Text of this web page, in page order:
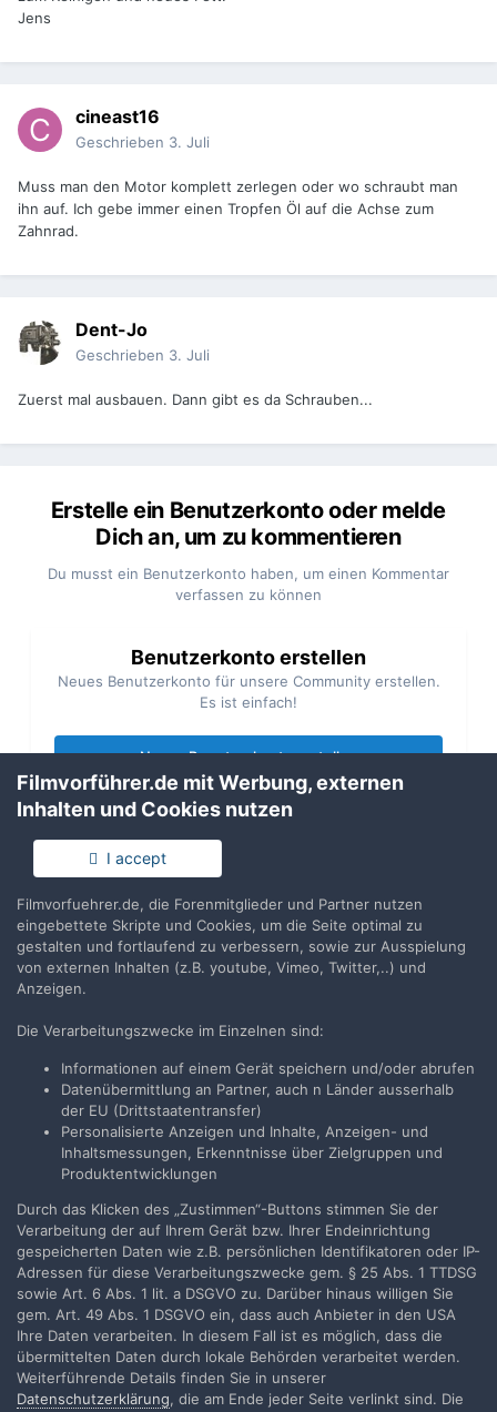
Jens
cineast16
Geschrieben 3. Juli
Muss man den Motor komplett zerlegen oder wo schraubt man
ihn auf. Ich gebe immer einen Tropfen Öl auf die Achse zum
Zahnrad.
Dent-Jo
Geschrieben 3. Juli
Zuerst mal ausbauen. Dann gibt es da Schrauben...
Erstelle ein Benutzerkonto oder melde
Dich an, um zu kommentieren
Du musst ein Benutzerkonto haben, um einen Kommentar
verfassen zu können
Benutzerkonto erstellen
Neues Benutzerkonto für unsere Community erstellen.
Es ist einfach!
Neues Benutzerkonto erstellen
Du hast bereits ein Benutzerkonto? Melde Dich hier an.
Jetzt anmelden
Teilen Folgen
Zur Themenübersicht
Filmvorführer.de via Google durchsuchen:
Sprache
Impressum / Datenschutzerklärung
Nutzungsbedingungen
Realisierung: IN-Solution
Powered by Invision Community
Filmvorführer.de mit Werbung, externen
Inhalten und Cookies nutzen
I accept
Filmvorfuehrer.de, die Forenmitglieder und Partner nutzen
eingebettete Skripte und Cookies, um die Seite optimal zu
gestalten und fortlaufend zu verbessern, sowie zur Ausspielung
von externen Inhalten (z.B. youtube, Vimeo, Twitter,..) und
Anzeigen.
Die Verarbeitungszwecke im Einzelnen sind:
Informationen auf einem Gerät speichern und/oder abrufen
Datenübermittlung an Partner, auch n Länder ausserhalb
der EU (Drittstaatentransfer)
Personalisierte Anzeigen und Inhalte, Anzeigen- und
Inhaltsmessungen, Erkenntnisse über Zielgruppen und
Produktentwicklungen
Durch das Klicken des „Zustimmen“-Buttons stimmen Sie der
Verarbeitung der auf Ihrem Gerät bzw. Ihrer Endeinrichtung
gespeicherten Daten wie z.B. persönlichen Identifikatoren oder IP-
Adressen für diese Verarbeitungszwecke gem. § 25 Abs. 1 TTDSG
sowie Art. 6 Abs. 1 lit. a DSGVO zu. Darüber hinaus willigen Sie
gem. Art. 49 Abs. 1 DSGVO ein, dass auch Anbieter in den USA
Ihre Daten verarbeiten. In diesem Fall ist es möglich, dass die
übermittelten Daten durch lokale Behörden verarbeitet werden.
Weiterführende Details finden Sie in unserer
Datenschutzerklärung, die am Ende jeder Seite verlinkt sind. Die